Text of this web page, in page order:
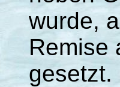
wurde,
Remise
gesetzt.